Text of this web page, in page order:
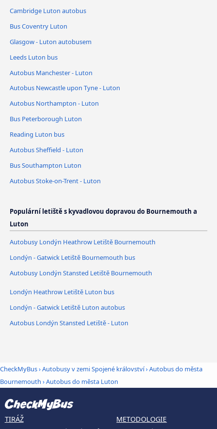
Cambridge Luton autobus
Bus Coventry Luton
Glasgow - Luton autobusem
Leeds Luton bus
Autobus Manchester - Luton
Autobus Newcastle upon Tyne - Luton
Autobus Northampton - Luton
Bus Peterborough Luton
Reading Luton bus
Autobus Sheffield - Luton
Bus Southampton Luton
Autobus Stoke-on-Trent - Luton
Populární letiště s kyvadlovou dopravou do Bournemouth a
Luton
Autobusy Londýn Heathrow Letiště Bournemouth
Londýn - Gatwick Letiště Bournemouth bus
Autobusy Londýn Stansted Letiště Bournemouth
Londýn Heathrow Letiště Luton bus
Londýn - Gatwick Letiště Luton autobus
Autobus Londýn Stansted Letiště - Luton
CheckMyBus›Autobusy v zemi Spojené království›Autobus do města
Bournemouth ›Autobus do města Luton
TIRÁŽ
METODOLOGIE